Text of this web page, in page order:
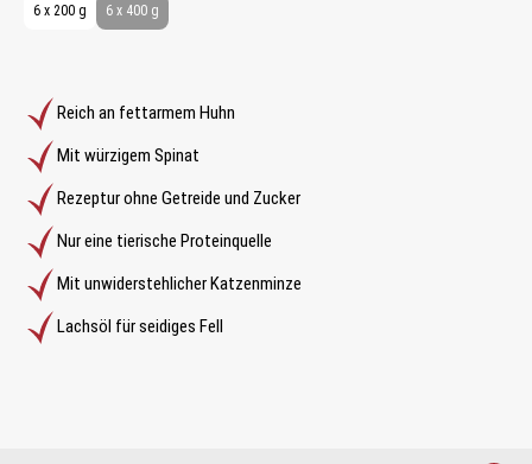
Reich an fettarmem Huhn
Mit würzigem Spinat
Rezeptur ohne Getreide und Zucker
Nur eine tierische Proteinquelle
Mit unwiderstehlicher Katzenminze
Lachsöl für seidiges Fell
6 x 200 g 6 x 400 g